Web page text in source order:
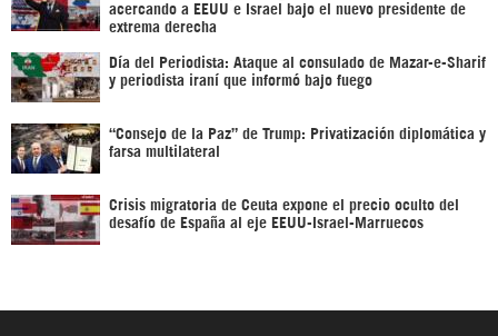
acercando a EEUU e Israel bajo el nuevo presidente de
extrema derecha
Día del Periodista: Ataque al consulado de Mazar-e-Sharif
y periodista iraní que informó bajo fuego
“Consejo de la Paz” de Trump: Privatización diplomática y
farsa multilateral
Crisis migratoria de Ceuta expone el precio oculto del
desafío de España al eje EEUU-Israel-Marruecos